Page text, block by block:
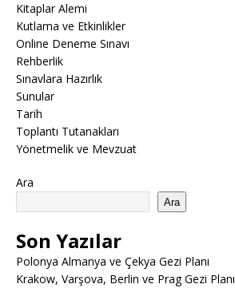
Kitaplar Alemi
Kutlama ve Etkinlikler
Online Deneme Sınavı
Rehberlik
Sınavlara Hazırlık
Sunular
Tarih
Toplantı Tutanakları
Yönetmelik ve Mevzuat
Ara
Ara
Son Yazılar
Polonya Almanya ve Çekya Gezi Planı
Krakow, Varşova, Berlin ve Prag Gezi Planı